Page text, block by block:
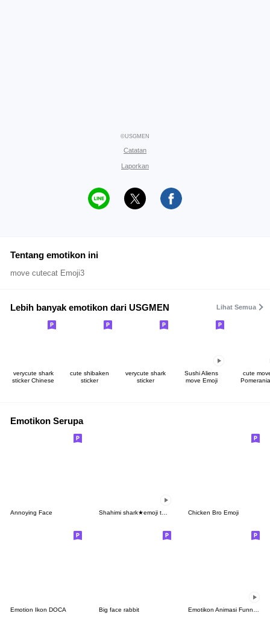
©USGMEN
Catatan
Laporkan
Tentang emotikon ini
move cutecat Emoji3
Lebih banyak emotikon dari USGMEN Lihat Semua
verycute shark
sticker Chinese
cute shibaken
sticker
verycute shark
sticker
Sushi Aliens
move Emoji
cute
Emotikon Serupa
Annoying Face Chicken Bro Emoji
Emotion Ikon DOCA Big face rabbit Emotikon Animasi Funny Monkey